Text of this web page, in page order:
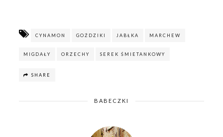
o d
)
CYNAMON GOŹDZIKI JABŁKA MARCHEW
MIGDAŁY ORZECHY SEREK ŚMIETANKOWY
SHARE
BABECZKI